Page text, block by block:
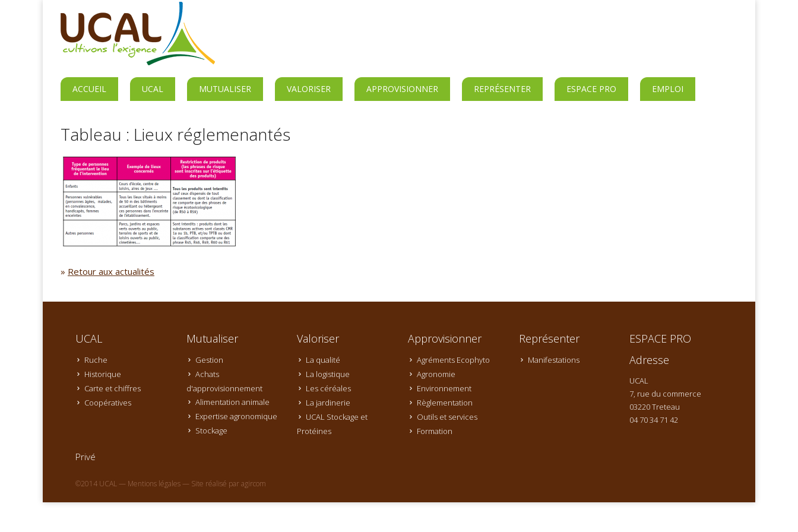
ACCUEIL UCAL MUTUALISER VALORISER APPROVISIONNER REPRÉSENTER ESPACE PRO EMPLOI
Tableau : Lieux réglemenantés
» Retour aux actualités
UCAL
Ruche
Historique
Carte et chiffres
Coopératives
Mutualiser
Gestion
Achats
d'approvisionnement
Alimentation animale
Expertise agronomique
Stockage
Valoriser
La qualité
La logistique
Les céréales
La jardinerie
UCAL Stockage et
Protéines
Approvisionner
Agréments Ecophyto
Agronomie
Environnement
Règlementation
Outils et services
Formation
Représenter
Manifestations
ESPACE PRO
Adresse
UCAL
7, rue du commerce
03220 Treteau
04 70 34 71 42
Privé
©2014 UCAL — Mentions légales — Site réalisé paragircom